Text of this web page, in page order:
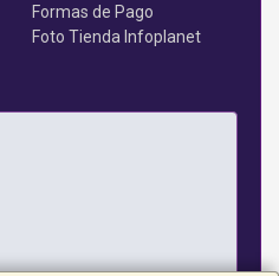
Formas de Pago
Foto Tienda Infoplanet